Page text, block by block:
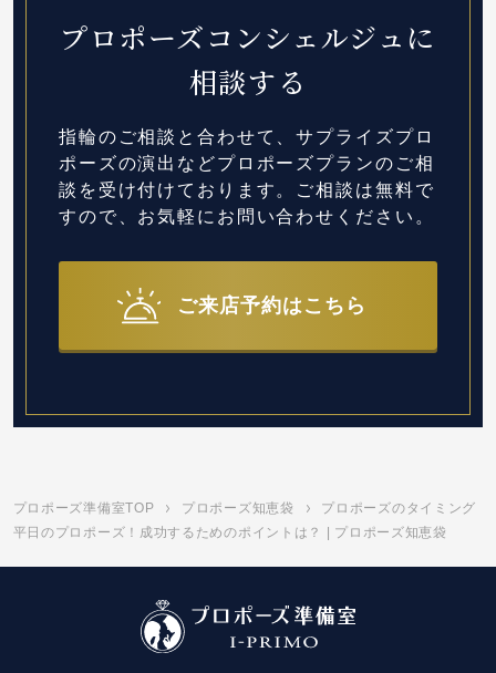
プロポーズコンシェルジュに
相談する
指輪のご相談と合わせて、サプライズプロ
ポーズの演出などプロポーズプランのご相
談を受け付けております。 ご相談は無料で
すので、お気軽にお問い合わせください。
ご来店予約はこちら
プロポーズ準備室TOP プロポーズ知恵袋
プロポーズのタイミング
平日のプロポーズ！成功するためのポイントは？ | プロポーズ知恵袋